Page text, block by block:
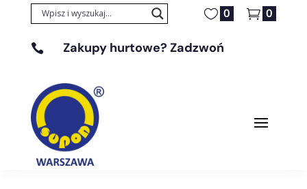
0 0
 Zakupy hurtowe? Zadzwoń